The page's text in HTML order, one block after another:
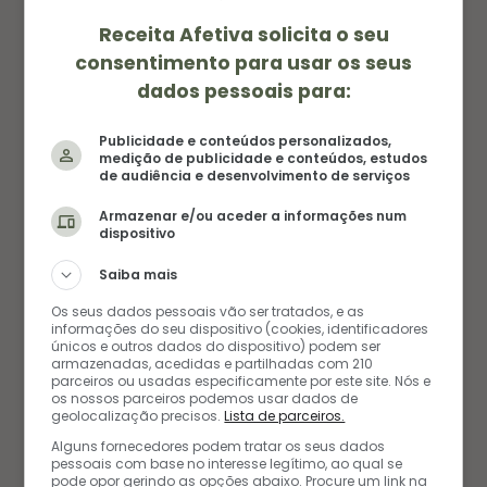
Foto:
O Museu do Louvre é um
Tesouro Cultural
O Museu do Louvre é muito mais do que a “casa”
Receita Afetiva solicita o seu
consentimento para usar os seus
dados pessoais para:
Publicidade e conteúdos personalizados,
medição de publicidade e conteúdos, estudos
de audiência e desenvolvimento de serviços
Armazenar e/ou aceder a informações num
dispositivo
Saiba mais
Os seus dados pessoais vão ser tratados, e as
informações do seu dispositivo (cookies, identificadores
únicos e outros dados do dispositivo) podem ser
armazenadas, acedidas e partilhadas com 210
parceiros ou usadas especificamente por este site. Nós e
os nossos parceiros podemos usar dados de
geolocalização precisos.Lista de parceiros.
Alguns fornecedores podem tratar os seus dados
pessoais com base no interesse legítimo, ao qual se
pode opor gerindo as opções abaixo. Procure um link na